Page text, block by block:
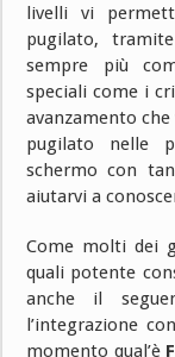
livelli vi
pugilato,
sempre più
speciali come i
avanzamento
pugilato nelle
schermo con
aiutarvi a
Come molti dei
quali potente
anche il
l’integrazione
momento qual’è